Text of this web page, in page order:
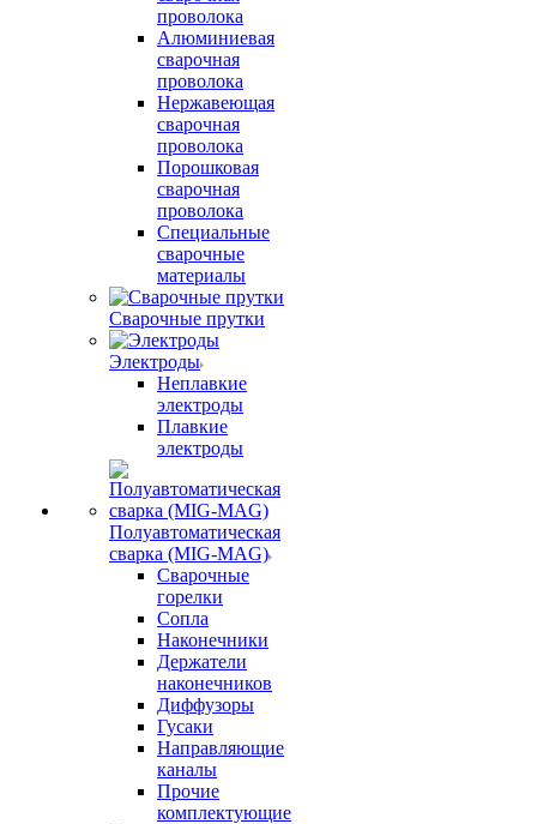
проволока
Алюминиевая
сварочная
проволока
Нержавеющая
сварочная
проволока
Порошковая
сварочная
проволока
Специальные
сварочные
материалы
Сварочные прутки
Электроды
Неплавкие
электроды
Плавкие
электроды
Полуавтоматическая
сварка (MIG-MAG)
Сварочные
горелки
Сопла
Наконечники
Держатели
наконечников
Диффузоры
Гусаки
Направляющие
каналы
Прочие
комплектующие